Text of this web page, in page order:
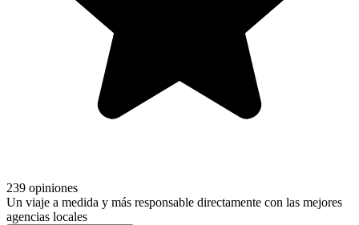
239 opiniones
Un viaje a medida y más responsable directamente con las mejores
agencias locales